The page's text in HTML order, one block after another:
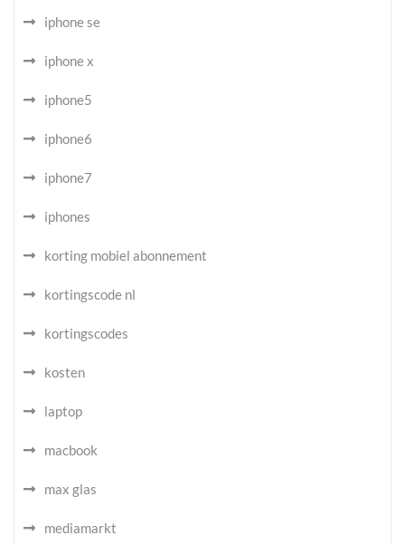
iphone se
iphone x
iphone5
iphone6
iphone7
iphones
korting mobiel abonnement
kortingscode nl
kortingscodes
kosten
laptop
macbook
max glas
mediamarkt